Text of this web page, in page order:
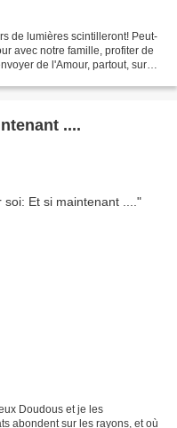
de lumières scintilleront! Peut-
avec notre famille, profiter de
de l'Amour, partout, sur
....
Doudous et je les